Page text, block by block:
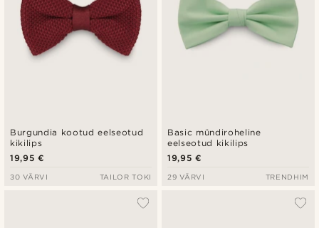
Burgundia kootud eelseotud
kikilips
19,95 €
30 VÄRVI TAILOR TOKI
Basic mündiroheline
eelseotud kikilips
19,95 €
29 VÄRVI TRENDHIM